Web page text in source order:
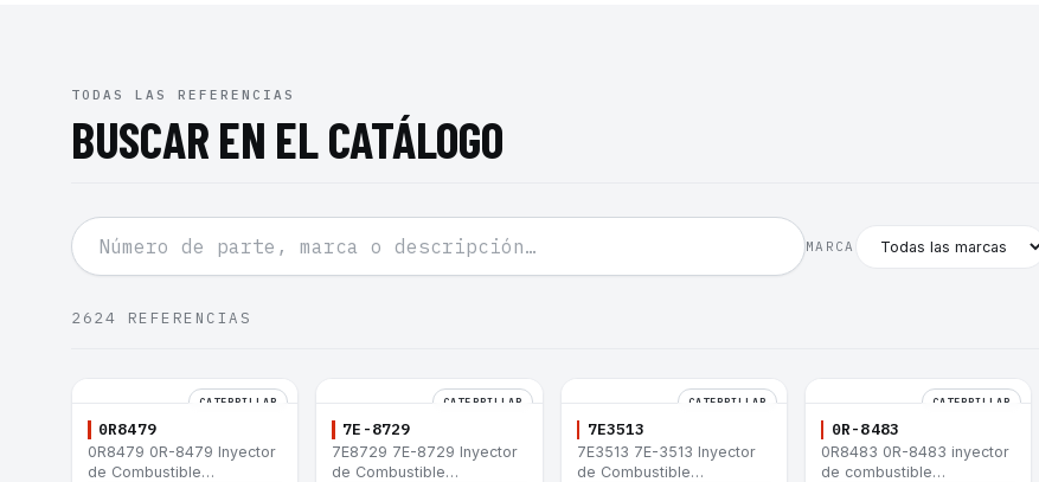
TODAS LAS REFERENCIAS
BUSCAR EN EL CATÁLOGO
MARCA
2624 REFERENCIAS
CATERPILLAR
0R8479
0R8479 0R-8479 Inyector
de Combustible
CATERPILLAR
7E-8729
7E8729 7E-8729 Inyector
de Combustible
CATERPILLAR
7E3513
7E3513 7E-3513 Inyector
de Combustible
CATERPILLAR
0R-8483
0R8483 0R-8483 inyector
de combustible